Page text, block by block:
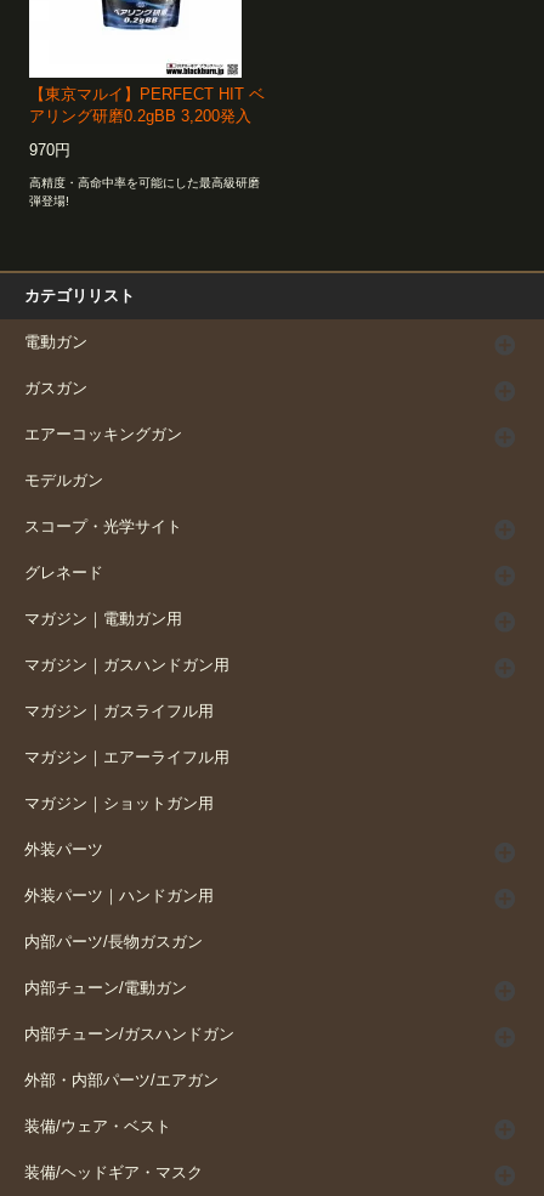
【東京マルイ】PERFECT HIT ベ
アリング研磨0.2gBB 3,200発入
970円
高精度・高命中率を可能にした最高級研磨
弾登場!
カテゴリリスト
電動ガン
ガスガン
エアーコッキングガン
モデルガン
スコープ・光学サイト
グレネード
マガジン｜電動ガン用
マガジン｜ガスハンドガン用
マガジン｜ガスライフル用
マガジン｜エアーライフル用
マガジン｜ショットガン用
外装パーツ
外装パーツ｜ハンドガン用
内部パーツ/長物ガスガン
内部チューン/電動ガン
内部チューン/ガスハンドガン
外部・内部パーツ/エアガン
装備/ウェア・ベスト
装備/ヘッドギア・マスク